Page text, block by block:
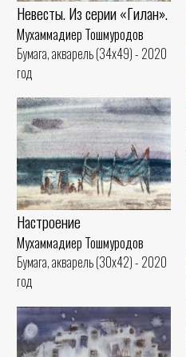
Невесты. Из серии «Гилан».
Мухаммадиер Тошмуродов
Бумага, акварель (34x49) - 2020
год
Настроение
Мухаммадиер Тошмуродов
Бумага, акварель (30x42) - 2020
год